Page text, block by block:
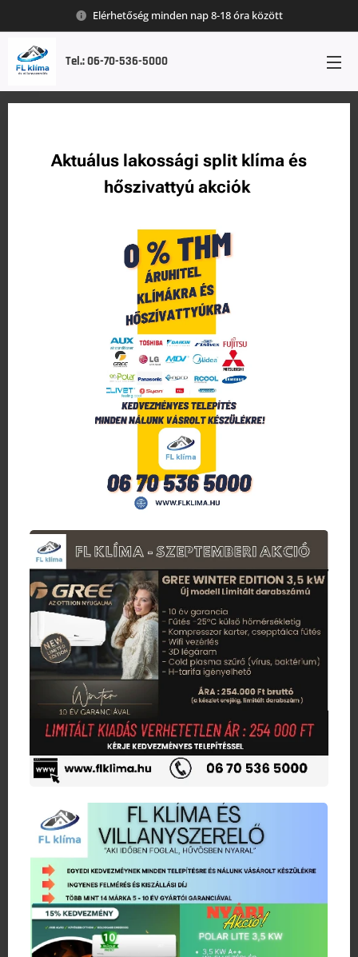
Elérhetőség minden nap 8-18 óra között
Tel.: 06-70-536-5000
Aktuálus lakossági split klíma és
hőszivattyú akciók